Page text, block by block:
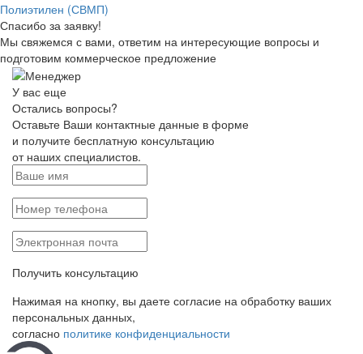
Полиэтилен (СВМП)
Спасибо за заявку!
Мы свяжемся с вами, ответим на интересующие вопросы и
подготовим коммерческое предложение
У вас еще
Остались вопросы?
Оставьте Ваши контактные данные в форме
и получите бесплатную консультацию
от наших специалистов.
Получить консультацию
Нажимая на кнопку, вы даете согласие на обработку ваших
персональных данных,
согласно политике конфиденциальности